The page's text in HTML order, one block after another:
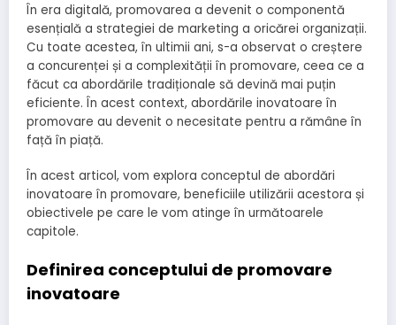
În era digitală, promovarea a devenit o componentă
esențială a strategiei de marketing a oricărei organizații.
Cu toate acestea, în ultimii ani, s-a observat o creștere
a concurenței și a complexității în promovare, ceea ce a
făcut ca abordările tradiționale să devină mai puțin
eficiente. În acest context, abordările inovatoare în
promovare au devenit o necesitate pentru a rămâne în
față în piață.
În acest articol, vom explora conceptul de abordări
inovatoare în promovare, beneficiile utilizării acestora și
obiectivele pe care le vom atinge în următoarele
capitole.
Definirea conceptului de promovare
inovatoare